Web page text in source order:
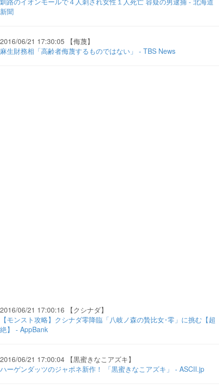
新聞
2016/06/21 17:30:05 【侮蔑】
麻生財務相「高齢者侮蔑するものではない」 - TBS News
2016/06/21 17:00:16 【クシナダ】
【モンスト攻略】クシナダ零降臨「八岐ノ森の贄比女･零」に挑む【超
絶】 - AppBank
2016/06/21 17:00:04 【黒蜜きなこアズキ】
ハーゲンダッツのジャポネ新作！ 「黒蜜きなこアズキ」 - ASCII.jp